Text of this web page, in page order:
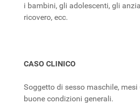
i bambini, gli adolescenti, gli
ricovero, ecc.
CASO CLINICO
Soggetto di sesso maschile, mesi
buone condizioni generali.